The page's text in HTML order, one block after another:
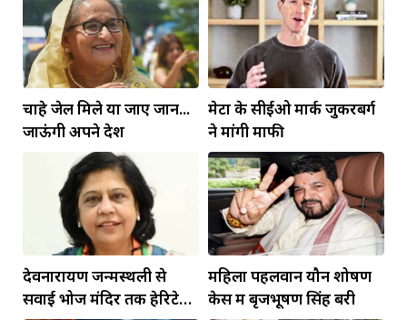
चाहे जेल मिले या जाए जान...
जाऊंगी अपने देश
मेटा के सीईओ मार्क जुकरबर्ग
ने मांगी माफी
देवनारायण जन्मस्थली से
सवाई भोज मंदिर तक हेरिटेज
महिला पहलवान यौन शोषण
केस में बृजभूषण सिंह बरी